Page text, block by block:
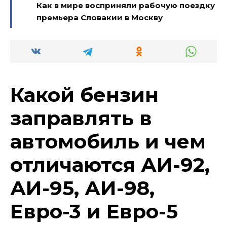
Как в мире восприняли рабочую поездку
премьера Словакии в Москву
Какой бензин
заправлять в
автомобиль и чем
отличаются АИ-92,
АИ-95, АИ-98,
Евро-3 и Евро-5